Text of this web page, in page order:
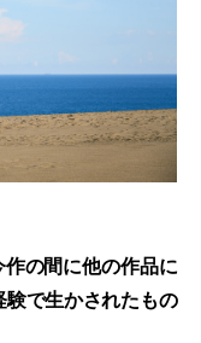
作の間に他の作品に
験で生かされたもの